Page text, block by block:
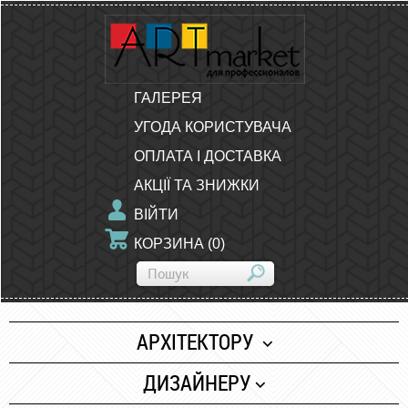
ГАЛЕРЕЯ
УГОДА КОРИСТУВАЧА
ОПЛАТА І ДОСТАВКА
АКЦІЇ ТА ЗНИЖКИ
ВІЙТИ
КОРЗИНА (0)
АРХІТЕКТОРУ
Папір
ДИЗАЙНЕРУ